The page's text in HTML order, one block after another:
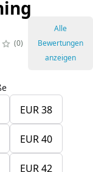
0
Alle
Bewertungen
anzeigen
EUR 38
EUR 40
EUR 42